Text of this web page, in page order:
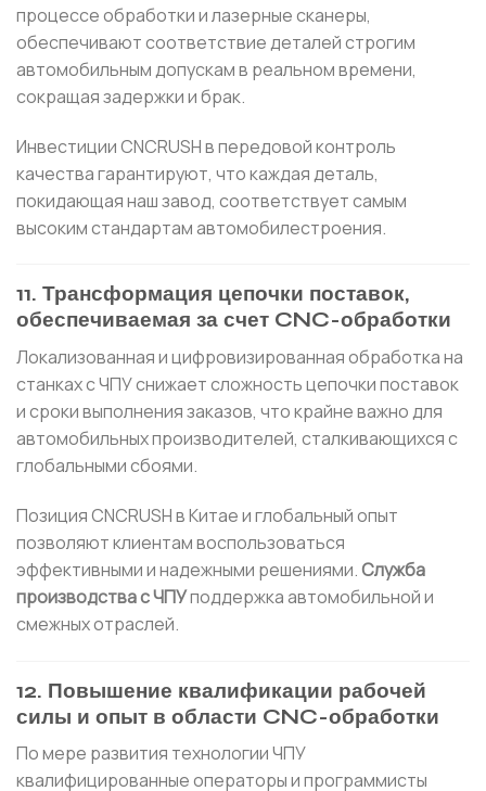
процессе обработки и лазерные сканеры,
обеспечивают соответствие деталей строгим
автомобильным допускам в реальном времени,
сокращая задержки и брак.
Инвестиции CNCRUSH в передовой контроль
качества гарантируют, что каждая деталь,
покидающая наш завод, соответствует самым
высоким стандартам автомобилестроения.
11. Трансформация цепочки поставок,
обеспечиваемая за счет CNC-обработки
Локализованная и цифровизированная обработка на
станках с ЧПУ снижает сложность цепочки поставок
и сроки выполнения заказов, что крайне важно для
автомобильных производителей, сталкивающихся с
глобальными сбоями.
Позиция CNCRUSH в Китае и глобальный опыт
позволяют клиентам воспользоваться
эффективными и надежными решениями.Служба
производства с ЧПУподдержка автомобильной и
смежных отраслей.
12. Повышение квалификации рабочей
силы и опыт в области CNC-обработки
По мере развития технологии ЧПУ
квалифицированные операторы и программисты